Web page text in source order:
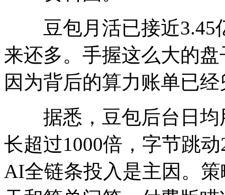
豆包月活已接近3.45
来还多。手握这么大的
因为背后的算力账单已
据悉，豆包后台日均
长超过1000倍，字节跳
AI全链条投入是主因。